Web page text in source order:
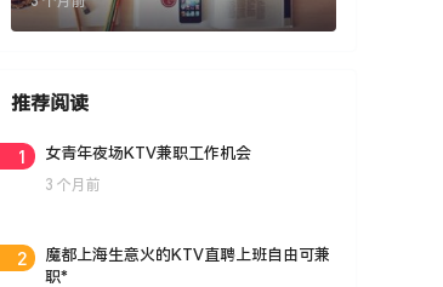
推荐阅读
1 女青年夜场KTV兼职工作机会
3 个月前
2
魔都上海生意火的KTV直聘上班自由可兼
职*